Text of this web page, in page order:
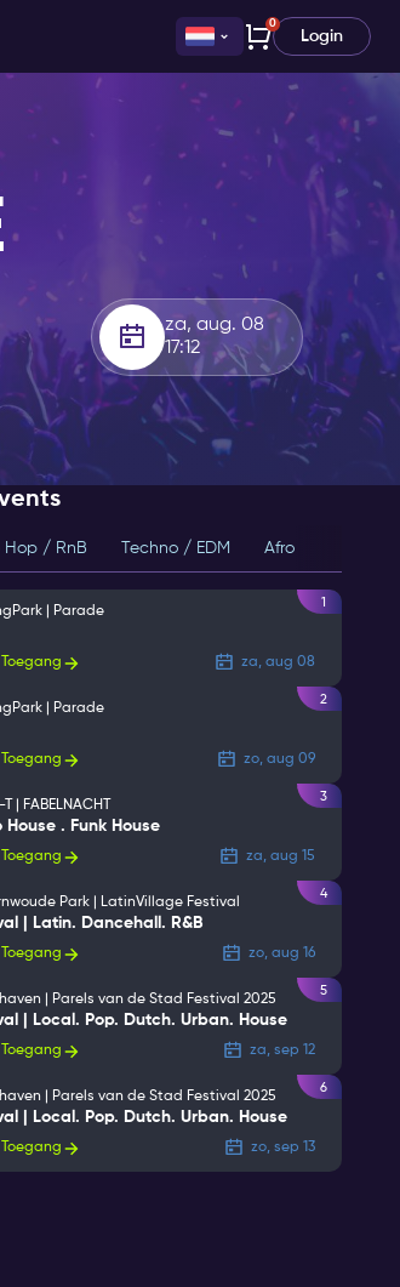
0
Login
za, aug. 08
17:12
Hop / RnB Techno / EDM Afro
| Parade
Toegang za, aug 08
1
| Parade
Toegang zo, aug 09
2
| FABELNACHT
House . Funk House
Toegang za, aug 15
3
Park | LatinVillage Festival
| Latin. Dancehall. R&B
Toegang zo, aug 16
4
| Parels van de Stad Festival 2025
| Local. Pop. Dutch. Urban. House
Toegang za, sep 12
5
| Parels van de Stad Festival 2025
| Local. Pop. Dutch. Urban. House
Toegang zo, sep 13
6